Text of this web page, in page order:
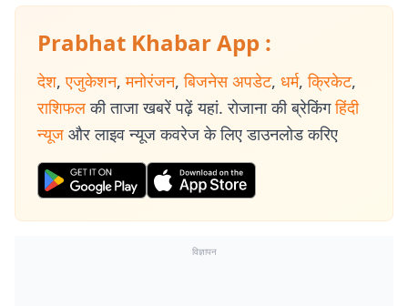
Prabhat Khabar App :
देश, एजुकेशन, मनोरंजन, बिजनेस अपडेट, धर्म, क्रिकेट,
राशिफल की ताजा खबरें पढ़ें यहां. रोजाना की ब्रेकिंग हिंदी
न्यूज और लाइव न्यूज कवरेज के लिए डाउनलोड करिए
विज्ञापन